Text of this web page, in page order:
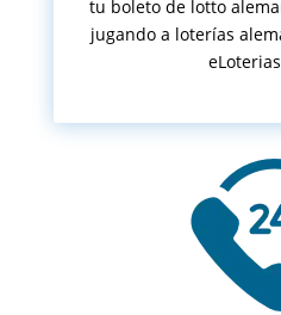
tu boleto de lotto
jugando a loterías